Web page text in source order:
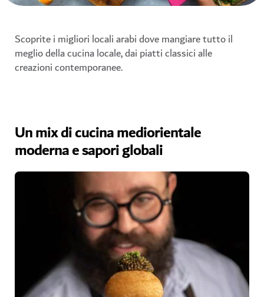
Scoprite i migliori locali arabi dove mangiare tutto il
meglio della cucina locale, dai piatti classici alle
creazioni contemporanee.
Un mix di cucina mediorientale
moderna e sapori globali